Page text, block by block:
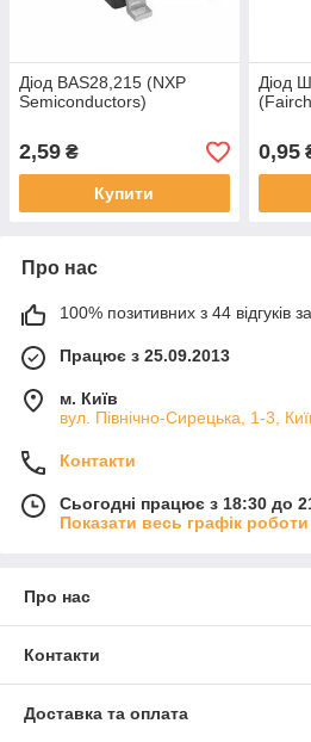
Діод BAS28,215 (NXP
Semiconductors)
2,59 ₴
Купити
Діод
0,95
Про нас
100% позитивних з 44 відгуків
Працює з 25.09.2013
м. Київ
вул. Північно-Сирецька, 1-3,
Контакти
Сьогодні працює з 18:30 до
Показати весь графік роботи
Про нас
Контакти
Доставка та оплата